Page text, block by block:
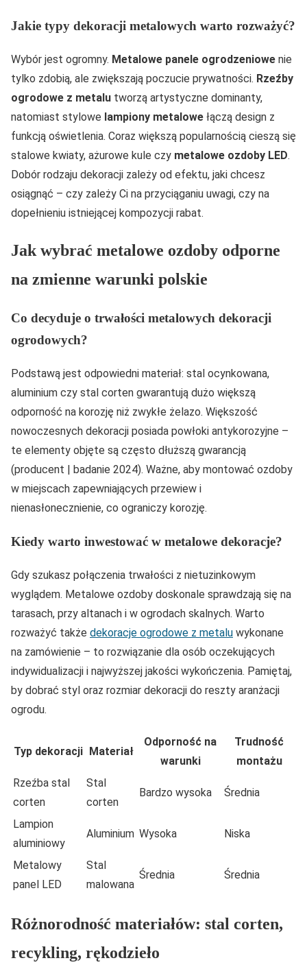
Jakie typy dekoracji metalowych warto rozważyć?
Wybór jest ogromny. Metalowe panele ogrodzeniowe nie
tylko zdobią, ale zwiększają poczucie prywatności. Rzeźby
ogrodowe z metalu tworzą artystyczne dominanty,
natomiast stylowe lampiony metalowe łączą design z
funkcją oświetlenia. Coraz większą popularnością cieszą się
stalowe kwiaty, ażurowe kule czy metalowe ozdoby LED.
Dobór rodzaju dekoracji zależy od efektu, jaki chcesz
osiągnąć – czy zależy Ci na przyciąganiu uwagi, czy na
dopełnieniu istniejącej kompozycji rabat.
Jak wybrać metalowe ozdoby odporne
na zmienne warunki polskie
Co decyduje o trwałości metalowych dekoracji
ogrodowych?
Podstawą jest odpowiedni materiał: stal ocynkowana,
aluminium czy stal corten gwarantują dużo większą
odporność na korozję niż zwykłe żelazo. Większość
nowoczesnych dekoracji posiada powłoki antykorozyjne –
te elementy objęte są często dłuższą gwarancją
(producent | badanie 2024). Ważne, aby montować ozdoby
w miejscach zapewniających przewiew i
nienasłonecznienie, co ograniczy korozję.
Kiedy warto inwestować w metalowe dekoracje?
Gdy szukasz połączenia trwałości z nietuzinkowym
wyglądem. Metalowe ozdoby doskonale sprawdzają się na
tarasach, przy altanach i w ogrodach skalnych. Warto
rozważyć także dekoracje ogrodowe z metalu wykonane
na zamówienie – to rozwiązanie dla osób oczekujących
indywidualizacji i najwyższej jakości wykończenia. Pamiętaj,
by dobrać styl oraz rozmiar dekoracji do reszty aranżacji
ogrodu.
Typ dekoracji Materiał
Odporność na
warunki
Trudność
montażu
Rzeźba stal
corten
Stal
corten
Bardzo wysoka Średnia
Lampion
aluminiowy
Aluminium Wysoka Niska
Metalowy
panel LED
Stal
malowana
Średnia Średnia
Różnorodność materiałów: stal corten,
recykling, rękodzieło